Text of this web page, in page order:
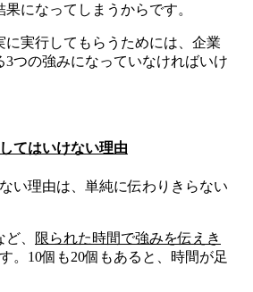
になってしまうからです。
に実行してもらうためには、企業
3つの強みになっていなければいけ
てはいけない理由
い理由は、単純に伝わりきらない
、
限られた時間で強みを伝えき
。10個も20個もあると、時間が足